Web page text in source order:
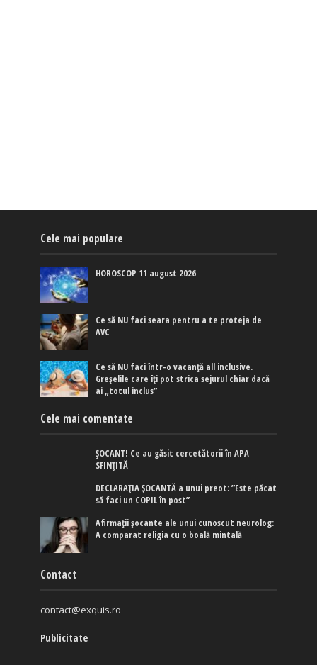
Cele mai populare
HOROSCOP 11 august 2026
Ce să NU faci seara pentru a te proteja de
AVC
Ce să NU faci într-o vacanță all inclusive.
Greșelile care îți pot strica sejurul chiar dacă
ai „totul inclus”
Cele mai comentate
ȘOCANT! Ce au găsit cercetătorii în APA
SFINȚITĂ
DECLARAȚIA ȘOCANTĂ a unui preot: ”Este păcat
să faci un COPIL în post”
Afirmaţii şocante ale unui cunoscut neurolog:
A comparat religia cu o boală mintală
Contact
contact@exquis.ro
Publicitate